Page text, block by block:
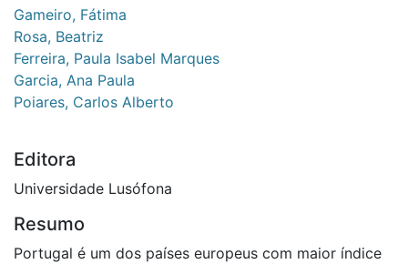
Gameiro, Fátima
Rosa, Beatriz
Ferreira, Paula Isabel Marques
Garcia, Ana Paula
Poiares, Carlos Alberto
Editora
Universidade Lusófona
Resumo
Portugal é um dos países europeus com maior índice